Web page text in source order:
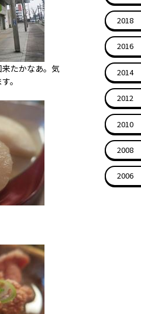
たかなあ。気
。
2018
2016
2014
2012
2010
2008
2006